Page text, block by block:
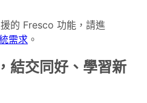
的 Fresco 功能，請進
需求 。
結交同好、學習新